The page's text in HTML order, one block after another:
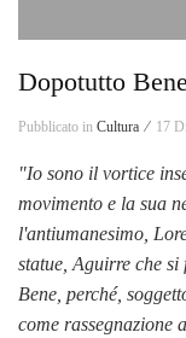
Dopotutto Bene
Pubblicato in Cultura ⁄ 17
"Io sono il vortice
movimento e la sua
l'antiumanesimo,
statue, Aguirre che
Bene, perché,
come rassegnazione